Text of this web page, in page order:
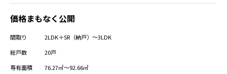
価格まもなく公開
間取り
2LDK＋SR（納戸）～3LDK
総戸数
20戸
専有面積
76.27㎡～92.66㎡